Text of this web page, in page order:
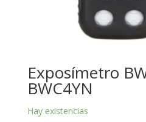
Exposímetro
BWC4YN
Hay existencias